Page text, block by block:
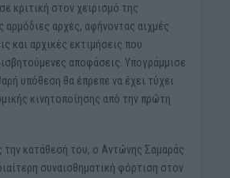
κριτική στον χειρισμό της
αρμόδιες αρχές, αφήνοντας αιχμές
και αρχικές εκτιμήσεις που
αποφάσεις. Υπογράμμισε
υπόθεση θα έπρεπε να έχει τύχει
κινητοποίησης από την πρώτη
κατάθεσή του, ο Αντώνης Σαμαράς
συναισθηματική φόρτιση στον